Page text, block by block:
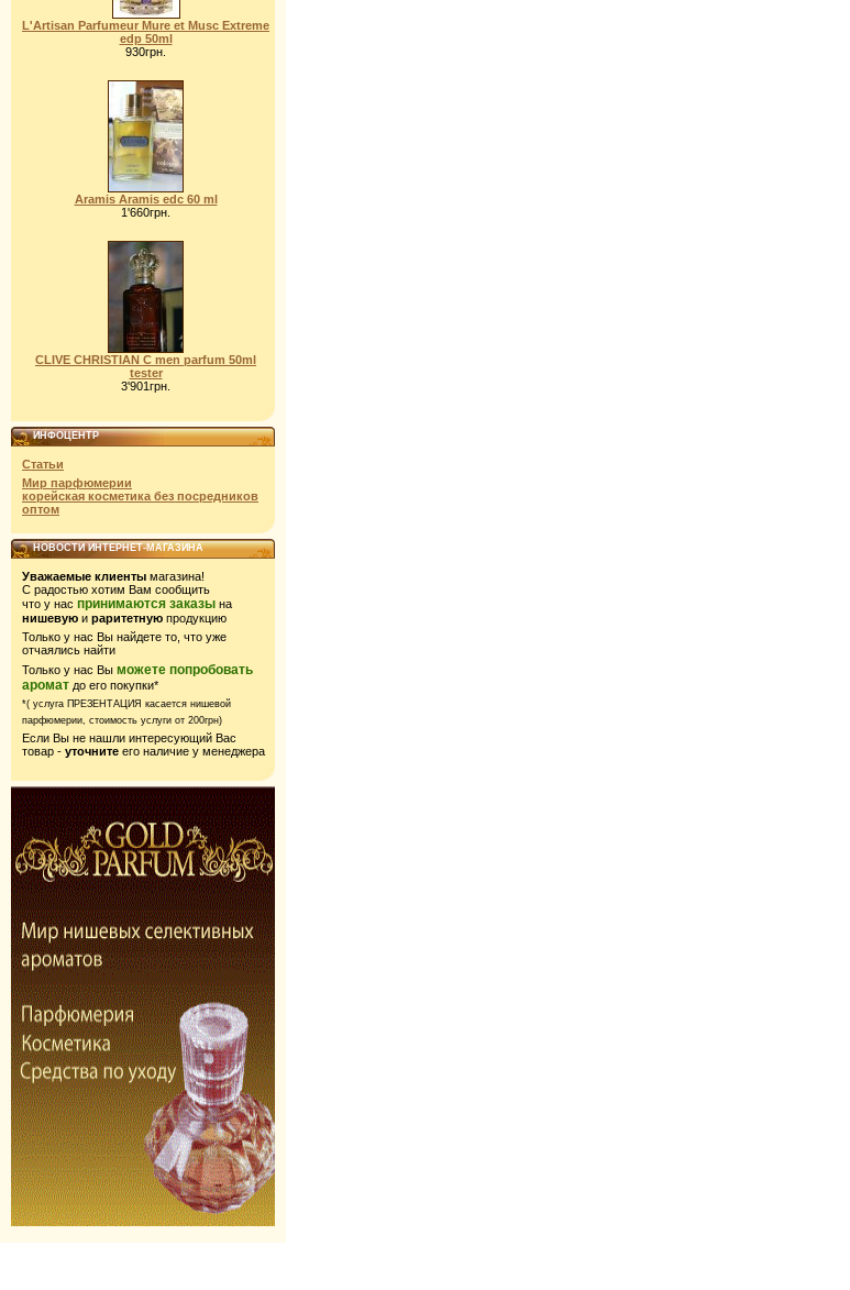
L'Artisan Parfumeur Mure et Musc Extreme
edp 50ml
930грн.
Aramis Aramis edc 60 ml
1'660грн.
CLIVE CHRISTIAN C men parfum 50ml
tester
3'901грн.
ИНФОЦЕНТР
Статьи
Мир парфюмерии
корейская косметика без посредников
оптом
НОВОСТИ ИНТЕРНЕТ-МАГАЗИНА
Уважаемые клиенты магазина!
С радостью хотим Вам сообщить
что у нас принимаются заказы на
нишевую и раритетную продукцию
Только у нас Вы найдете то, что уже
отчаялись найти
Только у нас Вы можете попробовать
аромат до его покупки*
*( услуга ПРЕЗЕНТАЦИЯ касается нишевой
парфюмерии, стоимость услуги от 200грн)
Если Вы не нашли интересующий Вас
товар - уточните его наличие у менеджера